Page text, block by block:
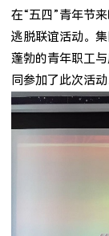
在“五四”青年节
逃脱联谊活动。
蓬勃的青年职工
同参加了此次活动